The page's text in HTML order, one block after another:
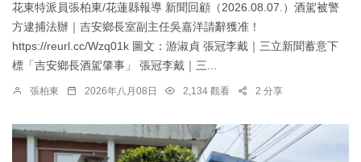
花東特派員張柏東/花蓮縣報導 新聞回顧（2026.08.07.）酒駕被警
方逮捕法辦｜吉安鄉長室副主任吳嘉洋請辭獲准！
https://reurl.cc/Wzq01k 圖文：游淑貞 張冠李戴｜三立新聞蓄意下
標「吉安鄉長酒駕肇事」 張冠李戴｜三...
張柏東 2026年八月08日 2,134 觀看 2 分享